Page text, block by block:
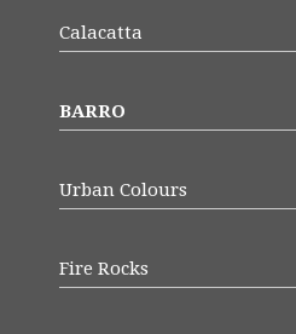
Calacatta
BARRO
Urban Colours
Fire Rocks